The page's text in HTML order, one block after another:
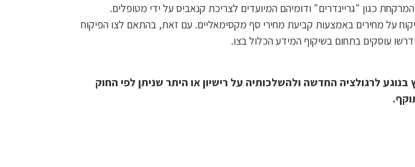
כגון "גריינדרים" ודומיהם המיועדים לצריכת קנאביס על ידי מטופלים.
על מחירים באמצעות קביעת מחירי סף מקסימאליים. עם זאת, בהתאם לצו הפיקוח
לרגולציה החדשה ולהשלכותיה על רישיון או היתר שניתן לפי החוק